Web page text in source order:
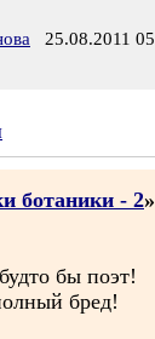
25.08.2011
ботаники - 2
бы поэт!
бред!